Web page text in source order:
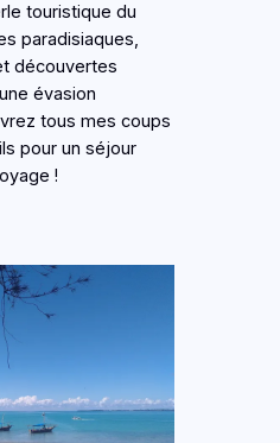
touristique du
paradisiaques,
découvertes
évasion
tous mes coups
pour un séjour
!